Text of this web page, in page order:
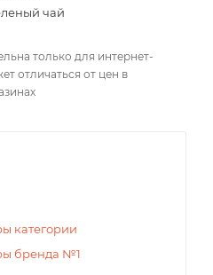
чай
только для интернет-
отличаться от цен в
категории
бренда №1